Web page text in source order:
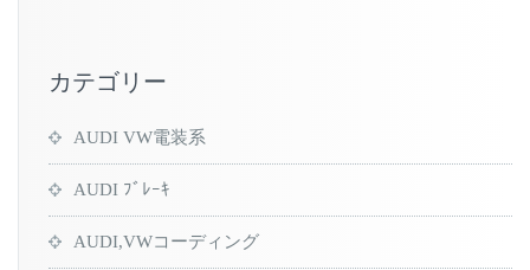
カテゴリー
AUDI VW電装系
AUDI ﾌﾞﾚｰｷ
AUDI,VWコーディング